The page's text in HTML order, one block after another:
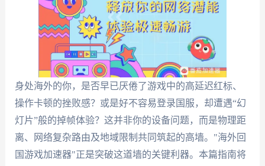
身处海外的你，是否早已厌倦了游戏中的高延迟红标、
操作卡顿的挫败感？或是好不容易登录国服，却遭遇“幻
灯片”般的掉帧体验？这并非你的设备问题，而是物理距
离、网络复杂路由及地域限制共同筑起的高墙。"海外回
国游戏加速器"正是突破这道墙的关键利器。本篇指南将